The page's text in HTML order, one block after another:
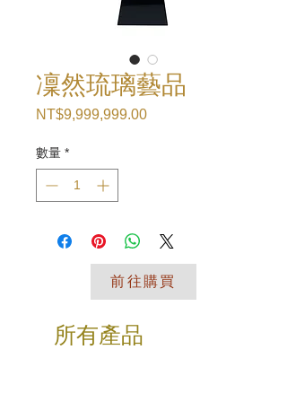
凜然琉璃藝品
NT$9,999,999.00價
數量 *
前往購買
所有產品